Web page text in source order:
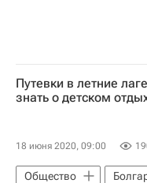
Путевки в летние
знать о детском
18 июня 2020, 09:00
Общество